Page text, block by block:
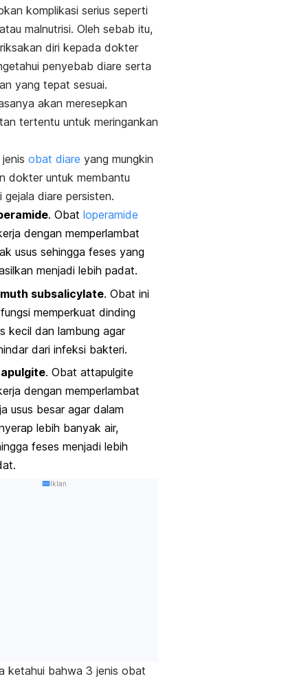
komplikasi serius seperti
malnutrisi. Oleh sebab itu,
diri kepada dokter
penyebab diare serta
yang tepat sesuai.
akan meresepkan
tertentu untuk meringankan
obat diare yang mungkin
dokter untuk membantu
gejala diare persisten.
. Obat loperamide
dengan memperlambat
usus sehingga feses yang
menjadi lebih padat.
subsalicylate. Obat ini
memperkuat dinding
kecil dan lambung agar
dari infeksi bakteri.
. Obat attapulgite
dengan memperlambat
usus besar agar dalam
lebih banyak air,
feses menjadi lebih
Iklan
ketahui bahwa 3 jenis obat